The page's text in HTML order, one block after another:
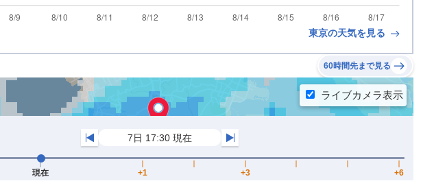
東京の天気を見る
60時間先まで見る